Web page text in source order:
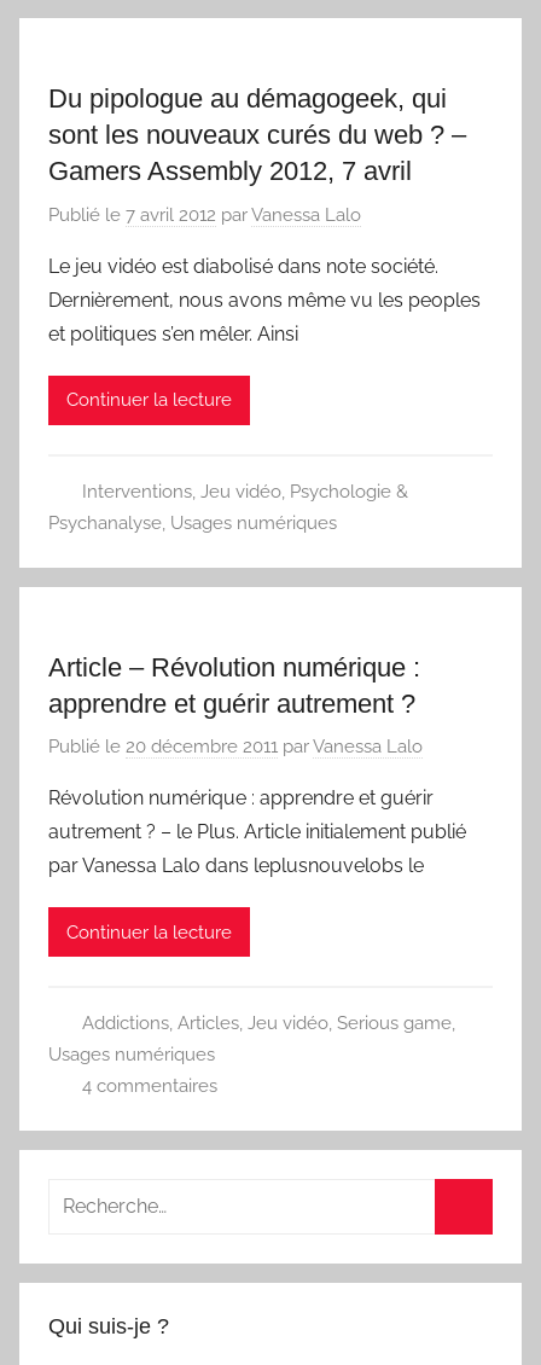
Du pipologue au démagogeek, qui
sont les nouveaux curés du web ? –
Gamers Assembly 2012, 7 avril
Publié le 7 avril 2012 parVanessa Lalo
Le jeu vidéo est diabolisé dans note société.
Dernièrement, nous avons même vu les peoples
et politiques s’en mêler. Ainsi
Continuer la lecture
Interventions, Jeu vidéo, Psychologie &
Psychanalyse, Usages numériques
Article – Révolution numérique :
apprendre et guérir autrement ?
Publié le 20 décembre 2011 parVanessa Lalo
Révolution numérique : apprendre et guérir
autrement ? – le Plus. Article initialement publié
par Vanessa Lalo dans leplusnouvelobs le
Continuer la lecture
Addictions, Articles, Jeu vidéo, Serious game,
Usages numériques
4 commentaires
Recherche
:
Qui suis-je ?